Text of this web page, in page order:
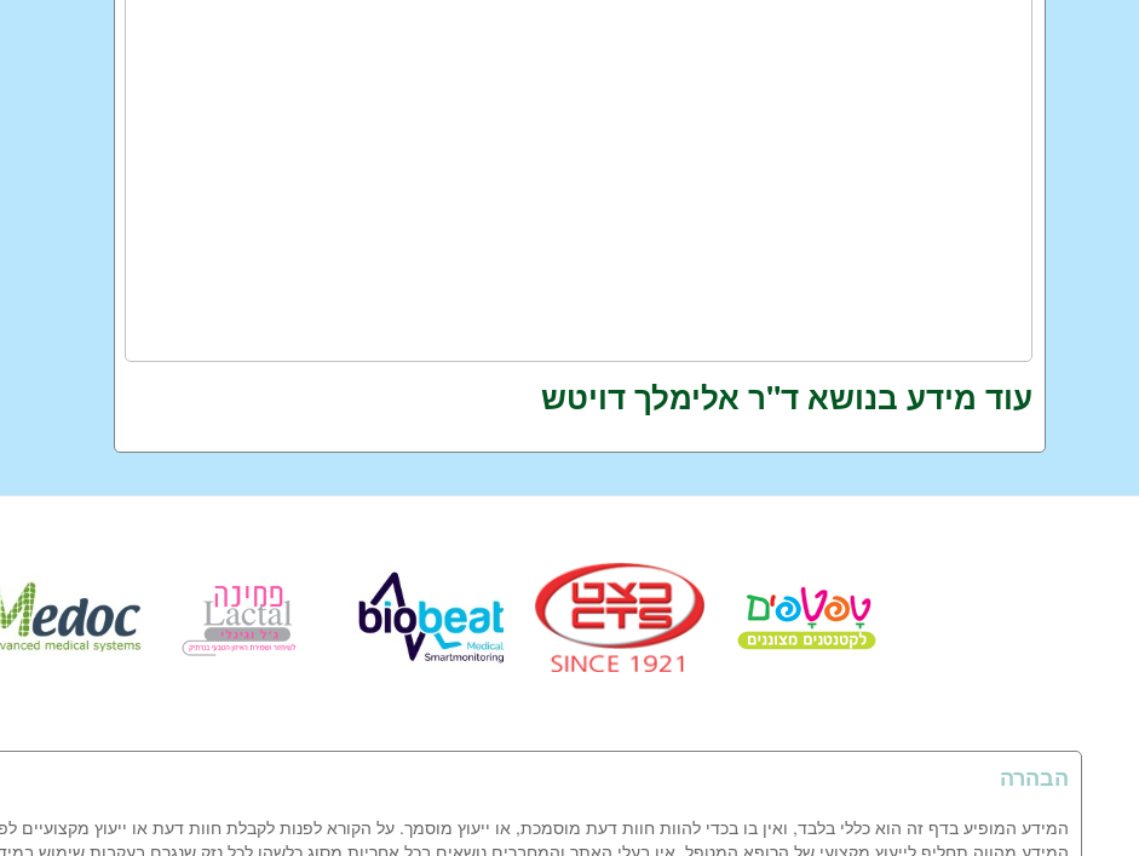
עוד מידע בנושא ד"ר אלימלך דויטש
הבהרה
המידע המופיע בדף זה הוא כללי בלבד, ואין בו בכדי להוות חוות דעת מוסמכת, או ייעוץ מוסמך. על הקורא לפנות לקבלת חוות דעת או ייעוץ מקצועיים
המידע מהווה תחליף לייעוץ מקצועי של הרופא המטפל. אין בעלי האתר והמחברים נושאים בכל אחריות מסוג כלשהו לכל נזק שנגרם בעקבות שימוש